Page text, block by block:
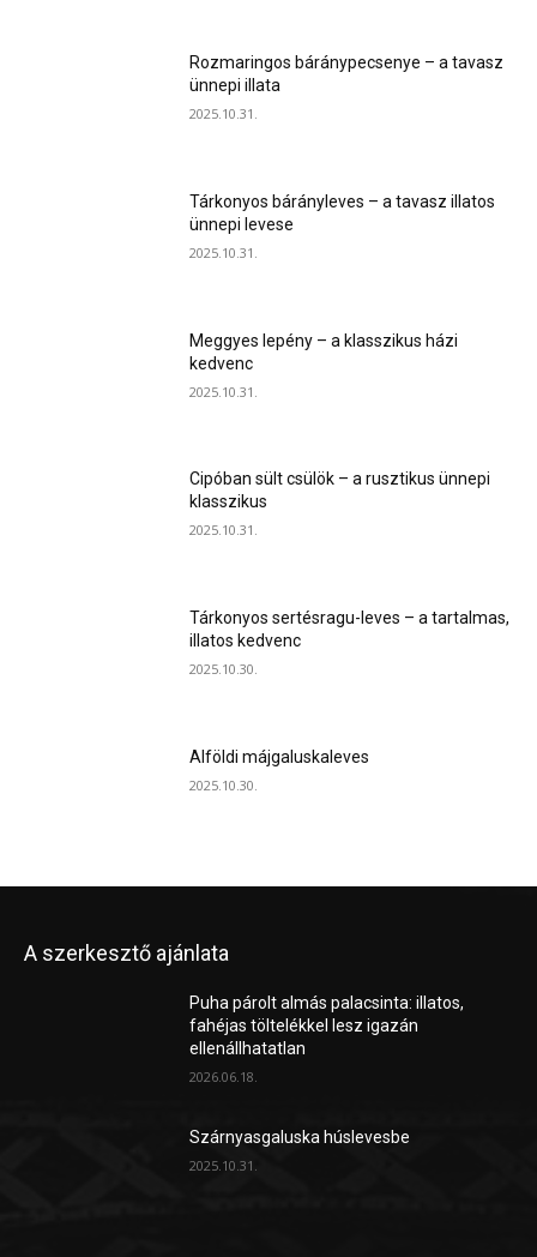
Rozmaringos báránypecsenye – a tavasz
ünnepi illata
2025.10.31.
Tárkonyos bárányleves – a tavasz illatos
ünnepi levese
2025.10.31.
Meggyes lepény – a klasszikus házi
kedvenc
2025.10.31.
Cipóban sült csülök – a rusztikus ünnepi
klasszikus
2025.10.31.
Tárkonyos sertésragu-leves – a tartalmas,
illatos kedvenc
2025.10.30.
Alföldi májgaluskaleves
2025.10.30.
A szerkesztő ajánlata
Puha párolt almás palacsinta: illatos,
fahéjas töltelékkel lesz igazán
ellenállhatatlan
2026.06.18.
Szárnyasgaluska húslevesbe
2025.10.31.